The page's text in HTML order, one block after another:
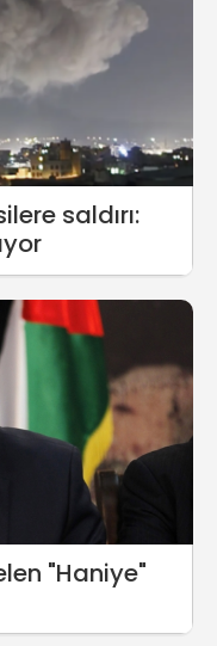
saldırı:
"Haniye"